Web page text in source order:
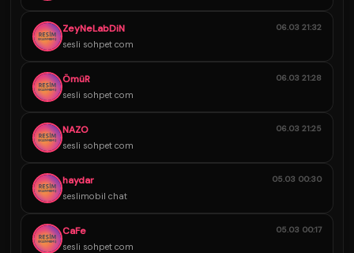
ZeyNeLabDiN
sesli sohpet com
06.03 21:32
ÖmüR
sesli sohpet com
06.03 21:28
NAZO
sesli sohpet com
06.03 21:25
haydar
seslimobil chat
05.03 00:30
CaFe
sesli sohpet com
05.03 00:17